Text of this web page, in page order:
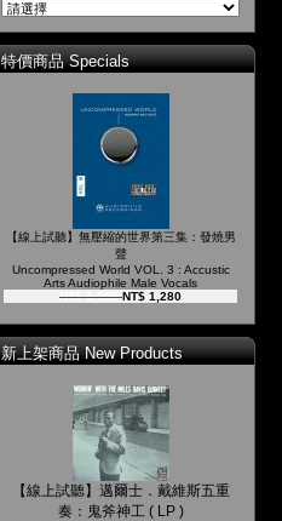
特價商品 Specials
【線上試聽】無壓縮的世界第三集：發燒男
聲
Uncompressed World VOL. 3 : Accustic
Arts Audiophile Male Vocals
NT$ 1,350NT$ 1,280
新上架商品 New Products
【線上試聽】邁爾士．戴維斯五重
奏：鬼斧神工 ( LP )